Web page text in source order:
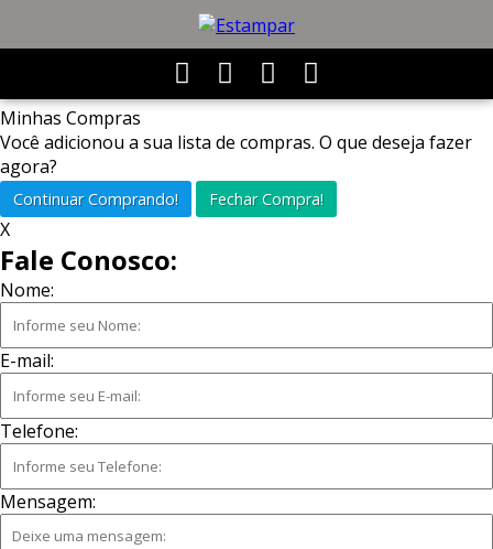
Minhas Compras
Você adicionou a sua lista de compras. O que deseja fazer
agora?
Continuar Comprando! Fechar Compra!
X
Fale Conosco:
Nome:
E-mail:
Telefone:
Mensagem: